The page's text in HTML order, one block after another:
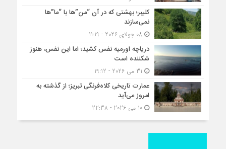
کلیبر؛ بهشتی که در آن “من”ها با “ما”ها
نمی‌سازند
دریاچه اورمیه نفس کشید؛ اما این نفس، هنوز
شکننده است
عمارت تاریخی کلاه‌فرنگی تبریز؛ از گذشته به
امروز می‌آید
10 می 2026 - 22:38